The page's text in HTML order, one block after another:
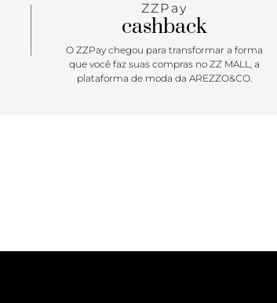
ZZPay
cashback
O ZZPay chegou para transformar a forma
que você faz suas compras no ZZ MALL, a
plataforma de moda da AREZZO&CO.